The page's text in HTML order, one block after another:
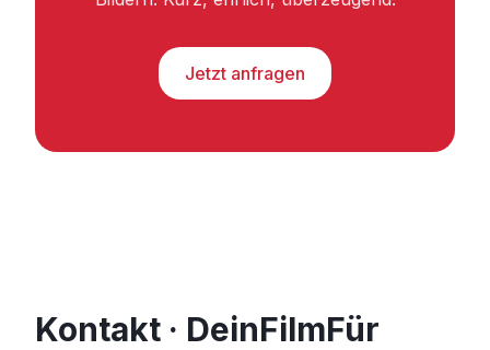
Jetzt anfragen
Kontakt · DeinFilmFür